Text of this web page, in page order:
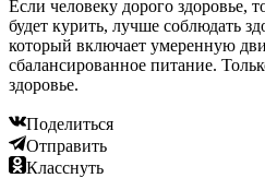
Если человеку дорого здоровье,
будет курить, лучше соблюдать
который включает умеренную
сбалансированное питание.
здоровье.
Поделиться
Отправить
Класснуть